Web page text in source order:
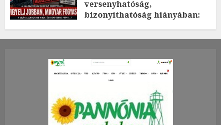
versenyhatóság,
bizonyíthatóság hiányában:
2026.JÚLIUS.23. CSÜTÖRTÖK.
0